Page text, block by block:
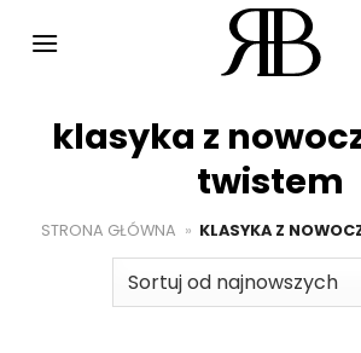
klasyka z
twistem
STRONA GŁÓWNA » KLASYKA Z